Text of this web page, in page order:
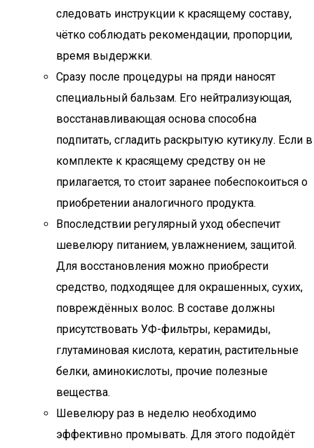
следовать инструкции к красящему составу,
чётко соблюдать рекомендации, пропорции,
время выдержки.
Сразу после процедуры на пряди наносят
специальный бальзам. Его нейтрализующая,
восстанавливающая основа способна
подпитать, сгладить раскрытую кутикулу. Если в
комплекте к красящему средству он не
прилагается, то стоит заранее побеспокоиться о
приобретении аналогичного продукта.
Впоследствии регулярный уход обеспечит
шевелюру питанием, увлажнением, защитой.
Для восстановления можно приобрести
средство, подходящее для окрашенных, сухих,
повреждённых волос. В составе должны
присутствовать УФ-фильтры, керамиды,
глутаминовая кислота, кератин, растительные
белки, аминокислоты, прочие полезные
вещества.
Шевелюру раз в неделю необходимо
эффективно промывать. Для этого подойдёт